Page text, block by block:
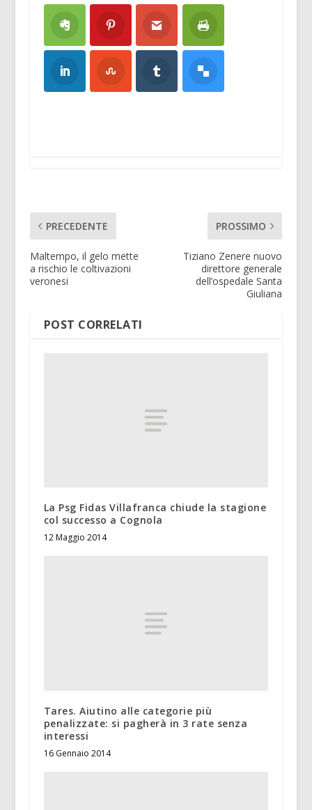
PRECEDENTE
Maltempo, il gelo mette
a rischio le coltivazioni
veronesi
PROSSIMO
Tiziano Zenere nuovo
direttore generale
dell’ospedale Santa
Giuliana
POST CORRELATI
La Psg Fidas Villafranca chiude la stagione
col successo a Cognola
12 Maggio 2014
Tares. Aiutino alle categorie più
penalizzate: si pagherà in 3 rate senza
interessi
16 Gennaio 2014